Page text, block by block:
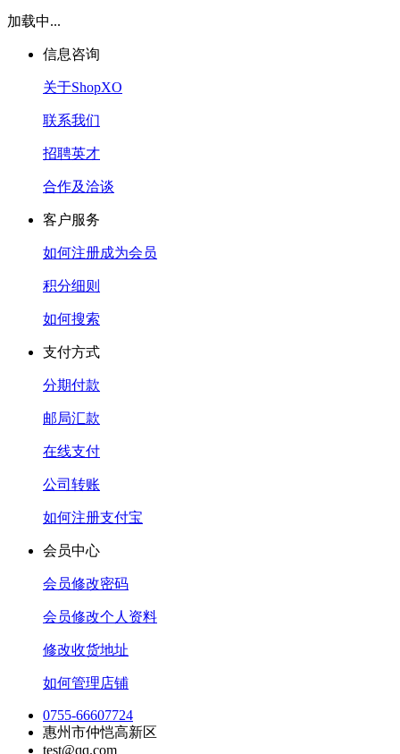
加载中...
信息咨询
关于ShopXO
联系我们
招聘英才
合作及洽谈
客户服务
如何注册成为会员
积分细则
如何搜索
支付方式
分期付款
邮局汇款
在线支付
公司转账
如何注册支付宝
会员中心
会员修改密码
会员修改个人资料
修改收货地址
如何管理店铺
0755-66607724
惠州市仲恺高新区
test@qq.com